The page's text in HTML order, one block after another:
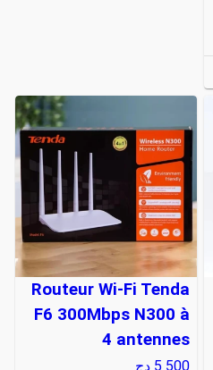
Routeur Wi-Fi Tenda
F6 300Mbps N300 à
4 antennes
5 500 دج